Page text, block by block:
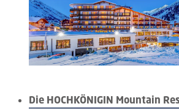
Die HOCHKÖNIGIN Mountain